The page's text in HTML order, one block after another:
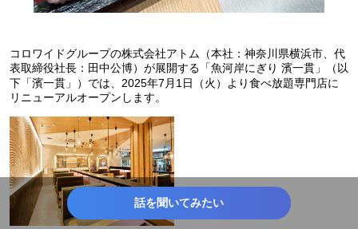
コロワイドグループの株式会社アトム（本社：神奈川県横浜市、代
表取締役社長：田中公博）が展開する「魚河岸にぎり 濱一貫」（以
下「濱一貫」）では、2025年7月1日（火）より食べ放題専門店に
リニューアルオープンします。
話を聞いてみたい